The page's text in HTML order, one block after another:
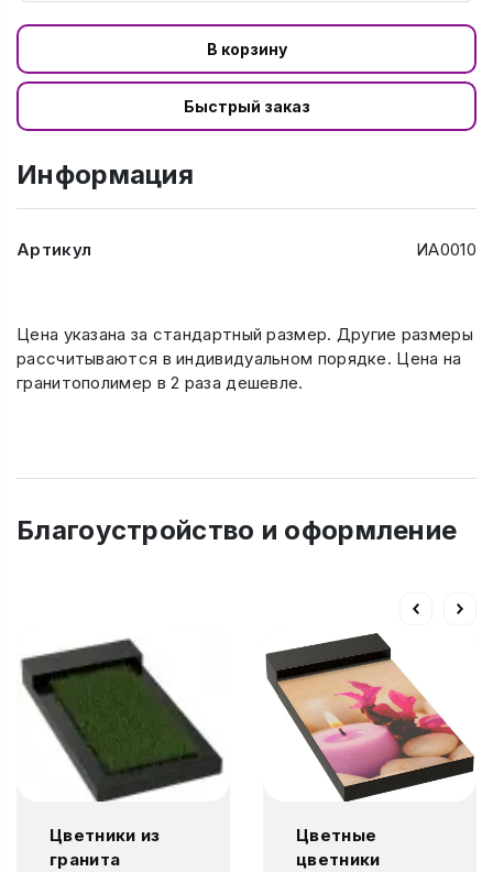
В корзину
Быстрый заказ
Информация
Артикул ИА0010
Цена указана за стандартный размер. Другие размеры
рассчитываются в индивидуальном порядке. Цена на
гранитополимер в 2 раза дешевле.
Благоустройство и оформление
Цветники из
гранита
Цветные
цветники